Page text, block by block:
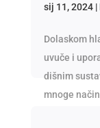
sij 11, 2024|
Dolaskom
uvuče i
dišnim
mnoge